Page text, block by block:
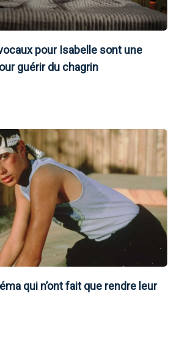
pour Isabelle sont une
guérir du chagrin
qui n’ont fait que rendre leur